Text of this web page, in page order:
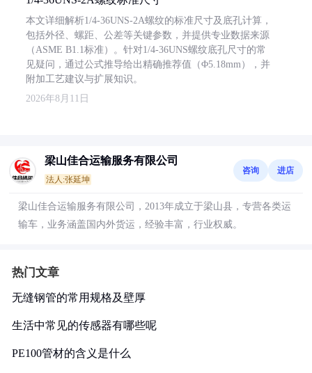
本文详细解析1/4-36UNS-2A螺纹的标准尺寸及底孔计算，
包括外径、螺距、公差等关键参数，并提供专业数据来源
（ASME B1.1标准）。针对1/4-36UNS螺纹底孔尺寸的常
见疑问，通过公式推导给出精确推荐值（Φ5.18mm），并
附加工艺建议与扩展知识。
2026年8月11日
梁山佳合运输服务有限公司
法人:张延坤
咨询 进店
梁山佳合运输服务有限公司，2013年成立于梁山县，专营各类运
输车，业务涵盖国内外货运，经验丰富，行业权威。
热门文章
无缝钢管的常用规格及壁厚
生活中常见的传感器有哪些呢
PE100管材的含义是什么